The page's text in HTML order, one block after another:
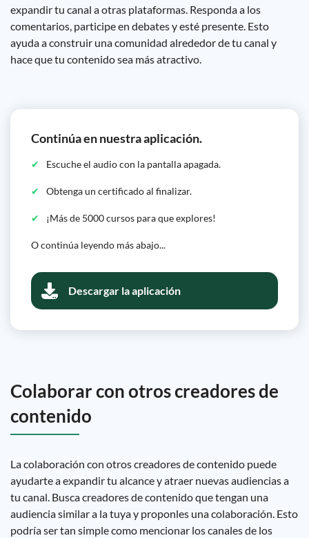
expandir tu canal a otras plataformas. Responda a los
comentarios, participe en debates y esté presente. Esto
ayuda a construir una comunidad alrededor de tu canal y
hace que tu contenido sea más atractivo.
Continúa en nuestra aplicación.
Escuche el audio con la pantalla apagada.
Obtenga un certificado al finalizar.
¡Más de 5000 cursos para que explores!
O continúa leyendo más abajo...
Descargar la aplicación
Colaborar con otros creadores de
contenido
La colaboración con otros creadores de contenido puede
ayudarte a expandir tu alcance y atraer nuevas audiencias a
tu canal. Busca creadores de contenido que tengan una
audiencia similar a la tuya y proponles una colaboración. Esto
podría ser tan simple como mencionar los canales de los